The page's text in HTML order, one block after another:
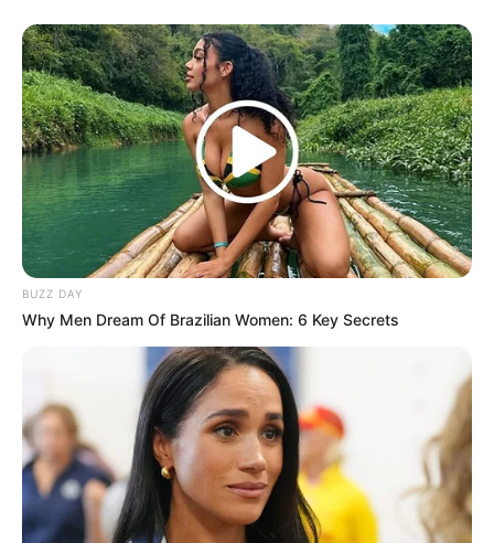
(foto: instagram/eywa_dagon)
BUZZ DAY
Why Men Dream Of Brazilian Women: 6 Key Secrets